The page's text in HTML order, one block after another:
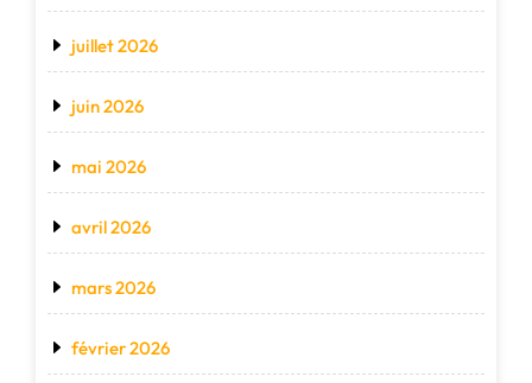
juillet 2026
juin 2026
mai 2026
avril 2026
mars 2026
février 2026